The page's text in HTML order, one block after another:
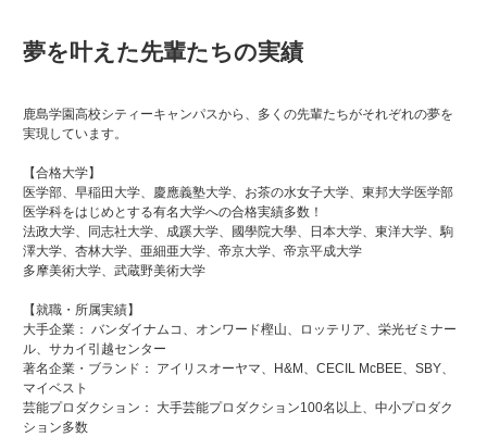
夢を叶えた先輩たちの実績
鹿島学園高校シティーキャンパスから、多くの先輩たちがそれぞれの夢を
実現しています。
【合格大学】
医学部、早稲田大学、慶應義塾大学、お茶の水女子大学、東邦大学医学部
医学科をはじめとする有名大学への合格実績多数！
法政大学、同志社大学、成蹊大学、國學院大學、日本大学、東洋大学、駒
澤大学、杏林大学、亜細亜大学、帝京大学、帝京平成大学
多摩美術大学、武蔵野美術大学
【就職・所属実績】
大手企業： バンダイナムコ、オンワード樫山、ロッテリア、栄光ゼミナー
ル、サカイ引越センター
著名企業・ブランド： アイリスオーヤマ、H&M、CECIL McBEE、SBY、
マイベスト
芸能プロダクション： 大手芸能プロダクション100名以上、中小プロダク
ション多数